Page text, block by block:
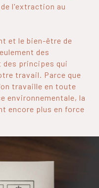
l'extraction au
et le bien-être de
des
des principes qui
travail. Parce que
travaille en toute
environnementale, la
encore plus en force